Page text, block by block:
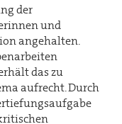
der
und
angehalten.
das zu
aufrecht. Durch